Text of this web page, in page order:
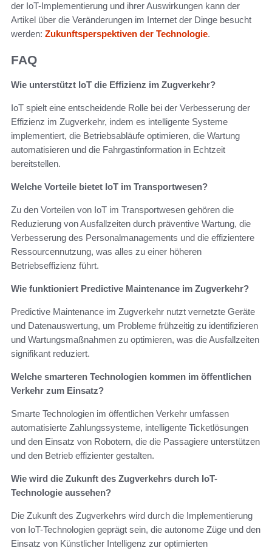
der IoT-Implementierung und ihrer Auswirkungen kann der
Artikel über die Veränderungen im Internet der Dinge besucht
werden: Zukunftsperspektiven der Technologie.
FAQ
Wie unterstützt IoT die Effizienz im Zugverkehr?
IoT spielt eine entscheidende Rolle bei der Verbesserung der
Effizienz im Zugverkehr, indem es intelligente Systeme
implementiert, die Betriebsabläufe optimieren, die Wartung
automatisieren und die Fahrgastinformation in Echtzeit
bereitstellen.
Welche Vorteile bietet IoT im Transportwesen?
Zu den Vorteilen von IoT im Transportwesen gehören die
Reduzierung von Ausfallzeiten durch präventive Wartung, die
Verbesserung des Personalmanagements und die effizientere
Ressourcennutzung, was alles zu einer höheren
Betriebseffizienz führt.
Wie funktioniert Predictive Maintenance im Zugverkehr?
Predictive Maintenance im Zugverkehr nutzt vernetzte Geräte
und Datenauswertung, um Probleme frühzeitig zu identifizieren
und Wartungsmaßnahmen zu optimieren, was die Ausfallzeiten
signifikant reduziert.
Welche smarteren Technologien kommen im öffentlichen
Verkehr zum Einsatz?
Smarte Technologien im öffentlichen Verkehr umfassen
automatisierte Zahlungssysteme, intelligente Ticketlösungen
und den Einsatz von Robotern, die die Passagiere unterstützen
und den Betrieb effizienter gestalten.
Wie wird die Zukunft des Zugverkehrs durch IoT-
Technologie aussehen?
Die Zukunft des Zugverkehrs wird durch die Implementierung
von IoT-Technologien geprägt sein, die autonome Züge und den
Einsatz von Künstlicher Intelligenz zur optimierten